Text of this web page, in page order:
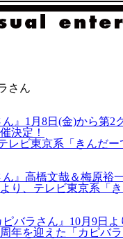
さん
ん』1月8日(金)から第
決定！
レビ東京系「きんだ
ん』高橋文哉＆梅原裕
り、テレビ東京系「
バラさん』10月9日よ
年を迎えた「カピバ